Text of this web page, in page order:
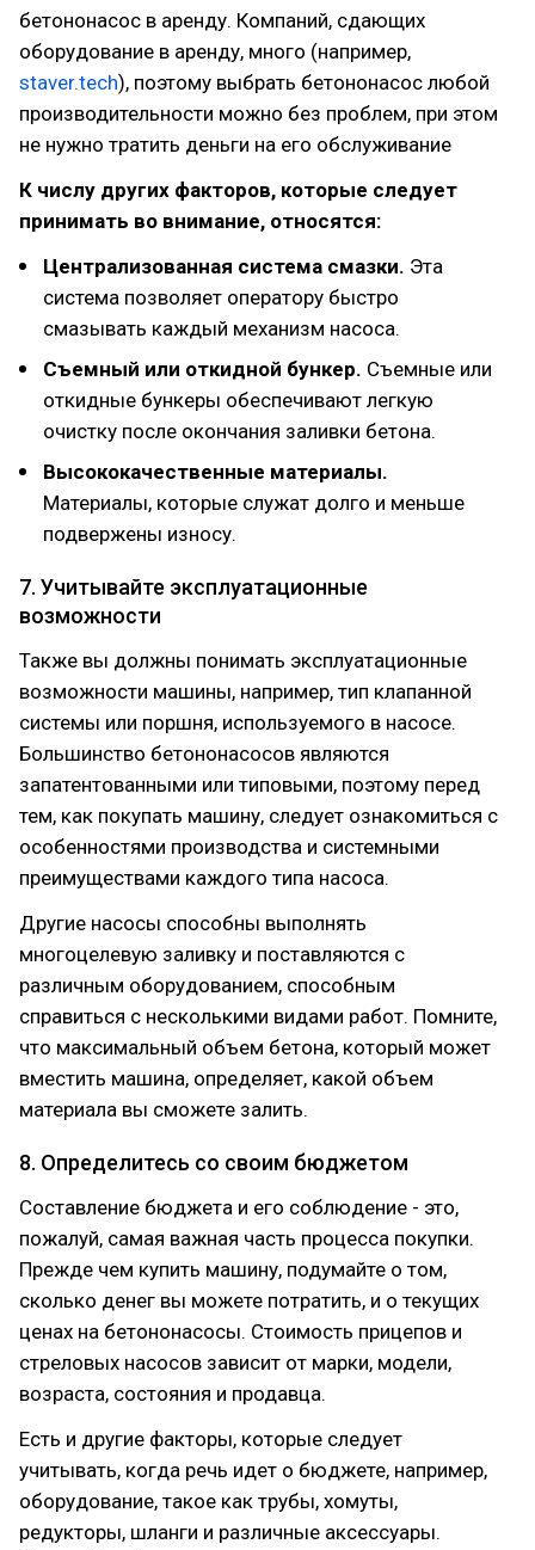
бетононасос в аренду. Компаний, сдающих
оборудование в аренду, много (например,
staver.tech), поэтому выбрать бетононасос любой
производительности можно без проблем, при этом
не нужно тратить деньги на его обслуживание
К числу других факторов, которые следует
принимать во внимание, относятся:
Централизованная система смазки. Эта
система позволяет оператору быстро
смазывать каждый механизм насоса.
Съемный или откидной бункер. Съемные или
откидные бункеры обеспечивают легкую
очистку после окончания заливки бетона.
Высококачественные материалы.
Материалы, которые служат долго и меньше
подвержены износу.
7. Учитывайте эксплуатационные
возможности
Также вы должны понимать эксплуатационные
возможности машины, например, тип клапанной
системы или поршня, используемого в насосе.
Большинство бетононасосов являются
запатентованными или типовыми, поэтому перед
тем, как покупать машину, следует ознакомиться с
особенностями производства и системными
преимуществами каждого типа насоса.
Другие насосы способны выполнять
многоцелевую заливку и поставляются с
различным оборудованием, способным
справиться с несколькими видами работ. Помните,
что максимальный объем бетона, который может
вместить машина, определяет, какой объем
материала вы сможете залить.
8. Определитесь со своим бюджетом
Составление бюджета и его соблюдение - это,
пожалуй, самая важная часть процесса покупки.
Прежде чем купить машину, подумайте о том,
сколько денег вы можете потратить, и о текущих
ценах на бетононасосы. Стоимость прицепов и
стреловых насосов зависит от марки, модели,
возраста, состояния и продавца.
Есть и другие факторы, которые следует
учитывать, когда речь идет о бюджете, например,
оборудование, такое как трубы, хомуты,
редукторы, шланги и различные аксессуары.